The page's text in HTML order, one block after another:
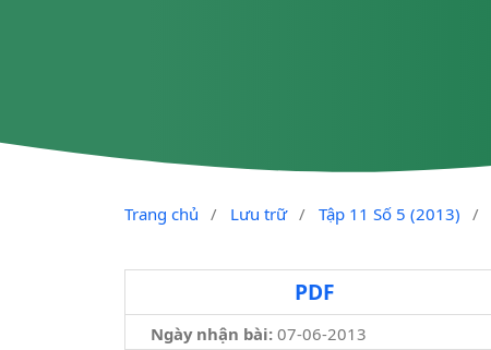
Trang chủ / Lưu trữ / Tập 11 Số 5 (2013) /
PDF
Ngày nhận bài: 07-06-2013